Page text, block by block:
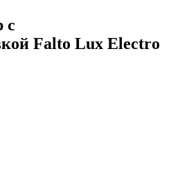
с
Falto Lux Electro